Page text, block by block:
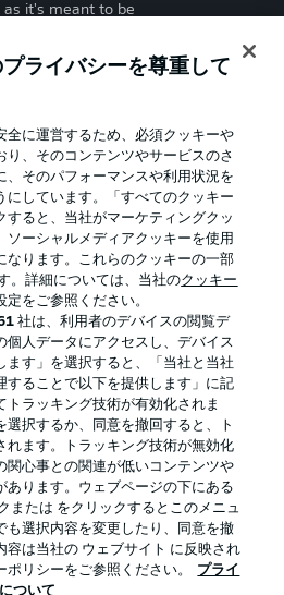
as it's meant to be
優先設定を管理する
放送局
選手
ライバシーを尊重して
全に運営するため、必須クッキーや
り、そのコンテンツやサービスのさ
、そのパフォーマンスや利用状況を
にしています。「すべてのクッキー
すると、当社がマーケティングクッ
ソーシャルメディアクッキーを使用
なります。これらのクッキーの一部
。詳細については、当社のクッキー
定をご参照ください。
社は、利用者のデバイスの閲覧デ
個人データにアクセスし、デバイス
ます」を選択すると、「当社と当社
することで以下を提供します」に記
トラッキング技術が有効化されま
選択するか、同意を撤回すると、ト
れます。トラッキング技術が無効化
関心事との関連が低いコンテンツや
あります。ウェブページの下にある
または をクリックするとこのメニュ
も選択内容を変更したり、同意を撤
容は当社の ウェブサイト に反映され
リシーをご参照ください。
プライ
ついて